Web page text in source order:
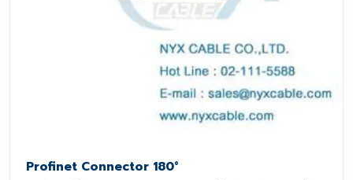
Profinet Connector 180°